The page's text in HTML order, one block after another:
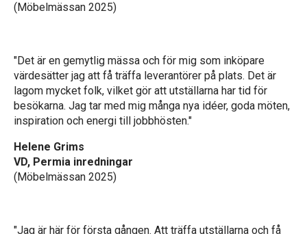
(Möbelmässan 2025)
"Det är en gemytlig mässa och för mig som inköpare
värdesätter jag att få träffa leverantörer på plats. Det är
lagom mycket folk, vilket gör att utställarna har tid för
besökarna. Jag tar med mig många nya idéer, goda möten,
inspiration och energi till jobbhösten."
Helene Grims
VD, Permia inredningar
(Möbelmässan 2025)
"Jag är här för första gången. Att träffa utställarna och få